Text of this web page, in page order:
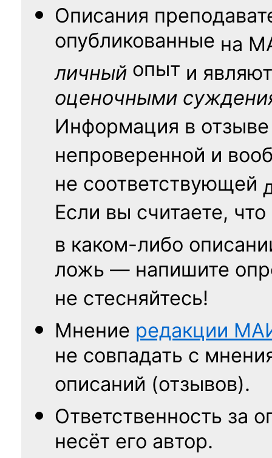
Описания
опубликованные на
личный опыт и
оценочными
Информация в
непроверенной и
не соответствующей
Если вы считаете, что
в каком-либо
ложь — напишите
не стесняйтесь!
Мнение редакции
не совпадать с
описаний (отзывов).
Ответственность за
несёт его автор.